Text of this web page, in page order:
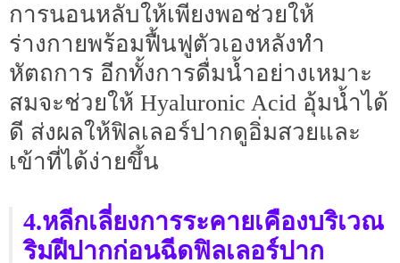
การนอนหลับให้เพียงพอช่วยให้
ร่างกายพร้อมฟื้นฟูตัวเองหลังทำ
หัตถการ อีกทั้งการดื่มน้ำอย่างเหมาะ
สมจะช่วยให้ Hyaluronic Acid อุ้มน้ำได้
ดี ส่งผลให้ฟิลเลอร์ปากดูอิ่มสวยและ
เข้าที่ได้ง่ายขึ้น
4.หลีกเลี่ยงการระคายเคืองบริเวณ
ริมฝีปากก่อนฉีดฟิลเลอร์ปาก